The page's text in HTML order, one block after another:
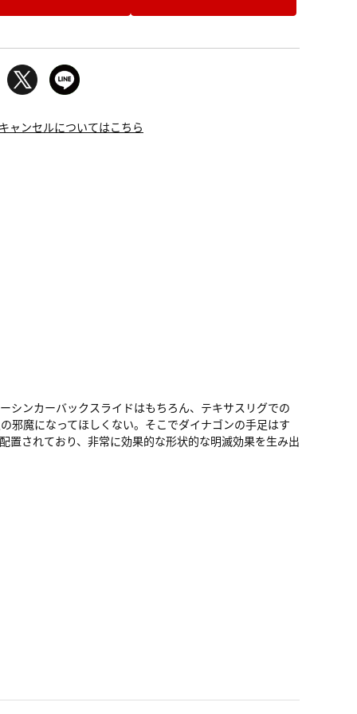
ャンセルについてはこちら
シンカーバックスライドはもちろん、テキサスリグでの
邪魔になってほしくない。そこでダイナゴンの手足はす
置されており、非常に効果的な形状的な明滅効果を生み出